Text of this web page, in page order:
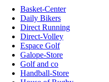
Basket-Center
Daily Bikers
Direct Running
Direct-Volley
Espace Golf
Galope-Store
Golf and co
Handball-Store